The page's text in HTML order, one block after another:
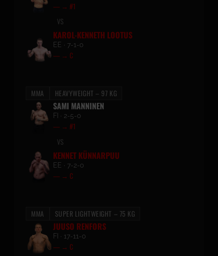
— → #1
VS
KAROL-KENNETH LOOTUS
EE · 7-1-0
— → C
MMA HEAVYWEIGHT – 97 KG
SAMI MANNINEN
FI · 2-5-0
— → #1
VS
KENNET KÜNNARPUU
EE · 7-2-0
— → C
MMA SUPER LIGHTWEIGHT – 75 KG
JUUSO RENFORS
FI · 17-11-0
— → C